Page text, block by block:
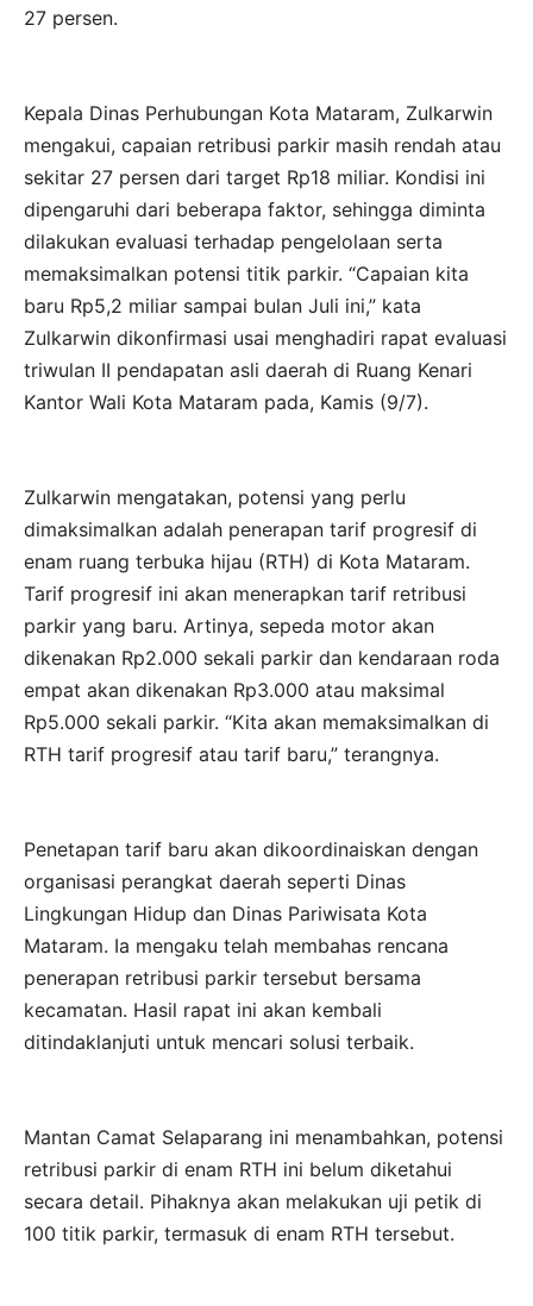
27 persen.
Kepala Dinas Perhubungan Kota Mataram, Zulkarwin
mengakui, capaian retribusi parkir masih rendah atau
sekitar 27 persen dari target Rp18 miliar. Kondisi ini
dipengaruhi dari beberapa faktor, sehingga diminta
dilakukan evaluasi terhadap pengelolaan serta
memaksimalkan potensi titik parkir. “Capaian kita
baru Rp5,2 miliar sampai bulan Juli ini,” kata
Zulkarwin dikonfirmasi usai menghadiri rapat evaluasi
triwulan II pendapatan asli daerah di Ruang Kenari
Kantor Wali Kota Mataram pada, Kamis (9/7).
Zulkarwin mengatakan, potensi yang perlu
dimaksimalkan adalah penerapan tarif progresif di
enam ruang terbuka hijau (RTH) di Kota Mataram.
Tarif progresif ini akan menerapkan tarif retribusi
parkir yang baru. Artinya, sepeda motor akan
dikenakan Rp2.000 sekali parkir dan kendaraan roda
empat akan dikenakan Rp3.000 atau maksimal
Rp5.000 sekali parkir. “Kita akan memaksimalkan di
RTH tarif progresif atau tarif baru,” terangnya.
Penetapan tarif baru akan dikoordinaiskan dengan
organisasi perangkat daerah seperti Dinas
Lingkungan Hidup dan Dinas Pariwisata Kota
Mataram. Ia mengaku telah membahas rencana
penerapan retribusi parkir tersebut bersama
kecamatan. Hasil rapat ini akan kembali
ditindaklanjuti untuk mencari solusi terbaik.
Mantan Camat Selaparang ini menambahkan, potensi
retribusi parkir di enam RTH ini belum diketahui
secara detail. Pihaknya akan melakukan uji petik di
100 titik parkir, termasuk di enam RTH tersebut.